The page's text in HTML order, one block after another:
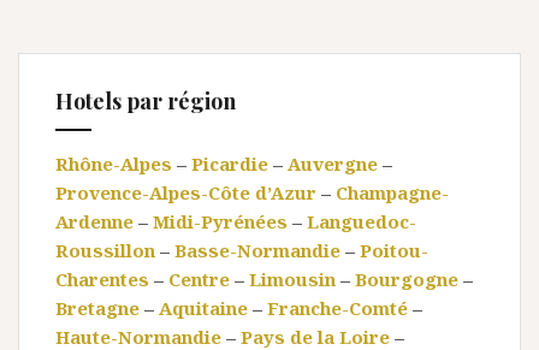
Hotels par région
Rhône-Alpes – Picardie – Auvergne –
Provence-Alpes-Côte d’Azur – Champagne-
Ardenne – Midi-Pyrénées – Languedoc-
Roussillon – Basse-Normandie – Poitou-
Charentes – Centre – Limousin – Bourgogne –
Bretagne – Aquitaine – Franche-Comté –
Haute-Normandie – Pays de la Loire –